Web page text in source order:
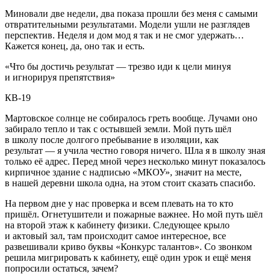
Миновали две недели, два показа прошли без меня с самыми
отвратительными результатами. Модели ушли не разглядев
перспектив. Неделя и дом мод я так и не смог удержать…
Кажется конец, да, оно так и есть.
«Что бы достичь результат — трезво иди к цели минуя
и игнорируя препятствия»
КВ-19
Мартовское солнце не собиралось греть вообще. Лучами оно
забирало тепло и так с остывшей земли. Мой путь шёл
в школу после долгого пребывание в изоляции, как
результат — я учила честно говоря ничего. Шла я в школу зная
только её адрес. Перед мной через несколько минут показалось
кирпичное здание с надписью «МКОУ», значит на месте,
в нашей деревни школа одна, на этом стоит сказать спасибо.
На первом дне у нас проверка и всем плевать на то кто
пришёл. Огнетушители и пожарные важнее. Но мой путь шёл
на второй этаж к кабинету физики. Следующее крыло
и актовый зал, там происходит самое интересное, все
развешивали криво буквы «Конкурс талантов». Со звонком
решила мигрировать к кабинету, ещё один урок и ещё меня
попросили остаться, зачем?